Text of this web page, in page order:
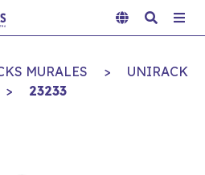
MURALES >
UNIRACK
> 23233